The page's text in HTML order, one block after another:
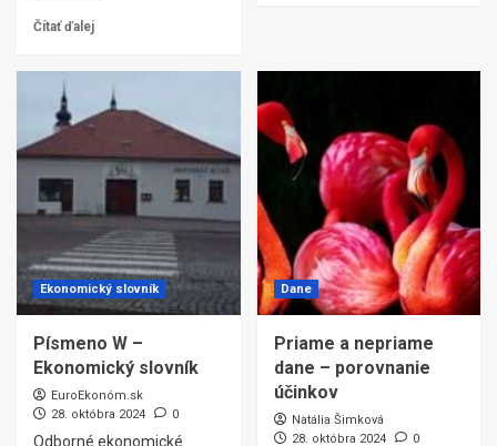
Čítať ďalej
Ekonomický slovník
Písmeno W –
Ekonomický slovník
EuroEkonóm.sk
28. októbra 2024
0
Odborné ekonomické
Dane
Priame a nepriame
dane – porovnanie
účinkov
Natália Šimková
28. októbra 2024
0